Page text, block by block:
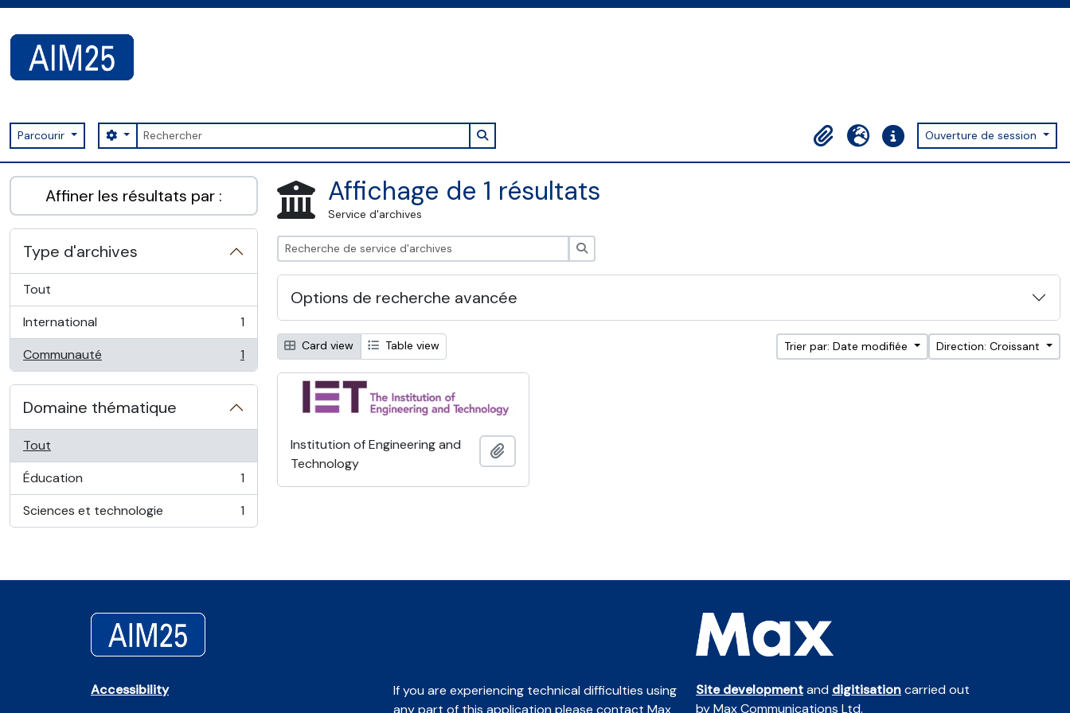
Parcourir Rechercher
Search options Search in browse page
Presse-papier
LangueLiens rapidesOuverture de session
AIM25 - AtoM 2.8.2
Affiner les résultats par :
Type d'archives
Tout
International
, 1 résultats
1
Communauté
, 1 résultats 1
Domaine thématique
Tout
Éducation
, 1 résultats
1
Sciences et technologie
, 1 résultats 1
Affichage de 1 résultats
Service d'archives
Options de recherche avancée
Card view Table view Trier par: Date modifiée Direction: Croissant
Institution of Engineering and
Technology
Accessibility
If you are experiencing technical difficulties using
any part of this application please contact Max
Site developmentand digitisationcarried out
by Max Communications Ltd.